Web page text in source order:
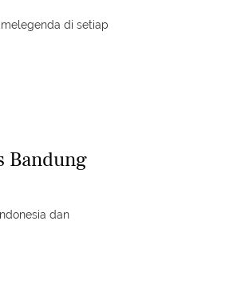
di setiap
Bandung
dan